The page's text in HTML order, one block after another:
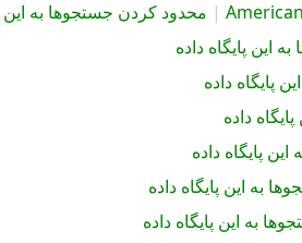
| محدود کردن جستجوها به این
این پایگاه داده
پایگاه داده
داده
پایگاه داده
به این پایگاه داده
به این پایگاه داده